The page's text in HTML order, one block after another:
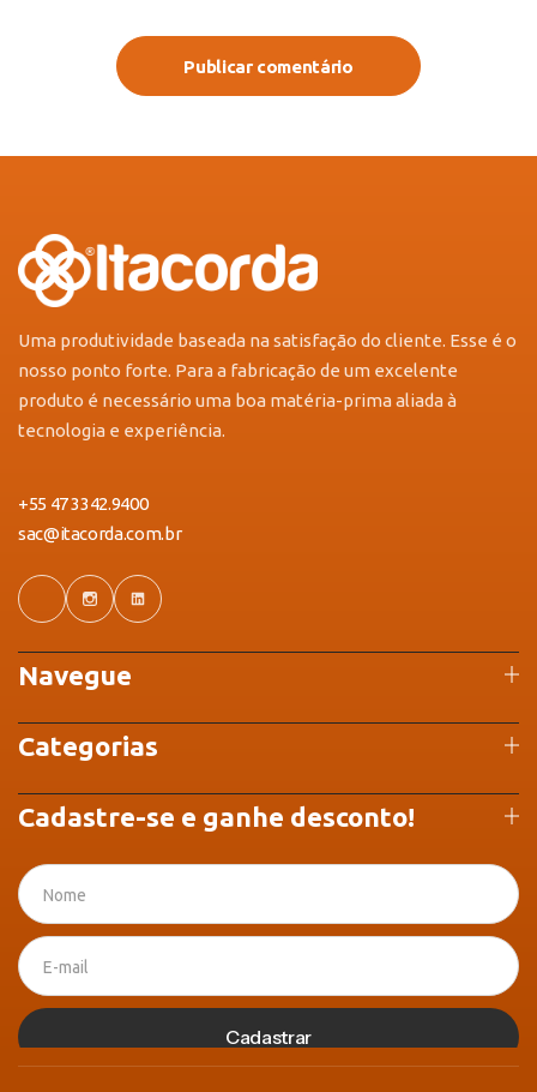
Publicar comentário
Uma produtividade baseada na satisfação do cliente. Esse é o
nosso ponto forte. Para a fabricação de um excelente
produto é necessário uma boa matéria-prima aliada à
tecnologia e experiência.
+55 47 3342.9400
sac@itacorda.com.br
Navegue
Categorias
Cadastre-se e ganhe desconto!
Cadastrar